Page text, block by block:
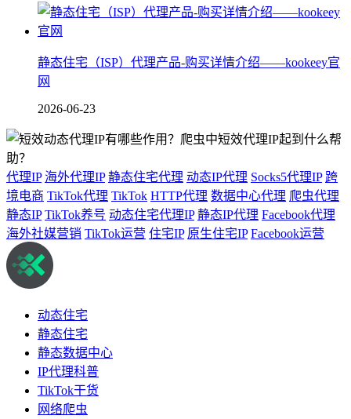
静态住宅（ISP）代理产品-购买详情介绍——kookeey官
网
2026-06-23
代理IP 海外代理IP 静态住宅代理 动态IP代理 Socks5代理IP 跨
境电商 TikTok代理 TikTok HTTP代理 数据中心代理 爬虫代理
静态IP TikTok养号 动态住宅代理IP 静态IP代理 Facebook代理
海外社媒营销 TikTok运营 住宅IP 原生住宅IP Facebook运营
动态住宅
静态住宅
静态数据中心
IP代理科普
TikTok干货
网络爬虫